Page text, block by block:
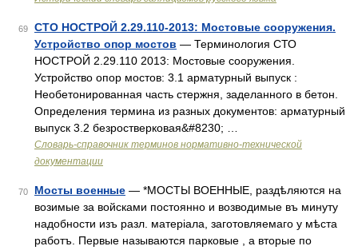
69
СТО НОСТРОЙ 2.29.110-2013: Мостовые сооружения.
Устройство опор мостов — Терминология СТО
НОСТРОЙ 2.29.110 2013: Мостовые сооружения.
Устройство опор мостов: 3.1 арматурный выпуск :
Необетонированная часть стержня, заделанного в бетон.
Определения термина из разных документов: арматурный
выпуск 3.2 безростверковая&#8230; …
Словарь-справочник терминов нормативно-технической
документации
70 Мосты военные — *МОСТЫ ВОЕННЫЕ, раздѣляются на
возимые за войсками постоянно и возводимые въ минуту
надобности изъ разл. матеріала, заготовляемаго у мѣста
работъ. Первые называются парковые , а вторые по